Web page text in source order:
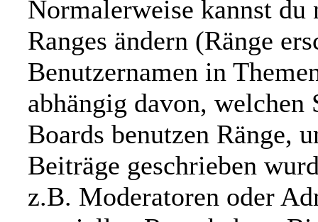
Normalerweise kannst
Ranges ändern (Ränge
Benutzernamen in
abhängig davon,
Boards benutzen Ränge,
Beiträge geschrieben
z.B. Moderatoren oder